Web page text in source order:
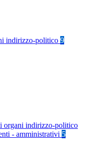
indirizzo-politico 9
organi indirizzo-politico
- amministrativi 5